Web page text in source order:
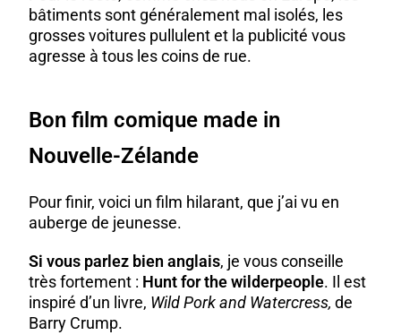
bâtiments sont généralement mal isolés, les
grosses voitures pullulent et la publicité vous
agresse à tous les coins de rue.
Bon film comique made in
Nouvelle-Zélande
Pour finir, voici un film hilarant, que j’ai vu en
auberge de jeunesse.
Si vous parlez bien anglais, je vous conseille
très fortement : Hunt for the wilderpeople. Il est
inspiré d’un livre, Wild Pork and Watercress,de
Barry Crump.